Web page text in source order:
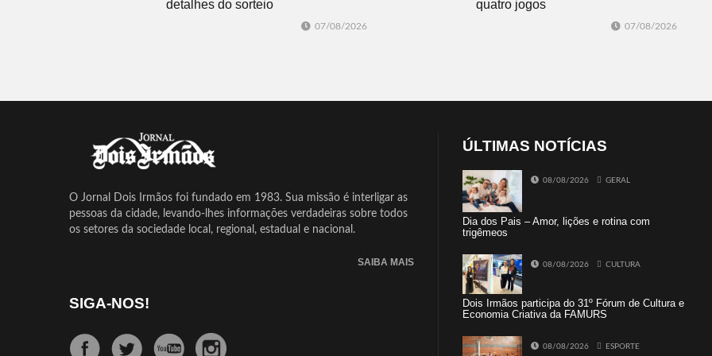
detalhes do sorteio
07/08/2026
quatro jogos
07/08/2026
O Jornal Dois Irmãos foi fundado em 1983. Sua missão é interligar as
pessoas da cidade, levando-lhes informações verdadeiras sobre todos
os setores da sociedade local, regional, estadual e nacional.
SAIBA MAIS
SIGA-NOS!
ÚLTIMAS NOTÍCIAS
08/08/2026 GERAL
Dia dos Pais – Amor, lições e rotina com
trigêmeos
08/08/2026 CULTURA
Dois Irmãos participa do 31º Fórum de Cultura e
Economia Criativa da FAMURS
08/08/2026 ESPORTE